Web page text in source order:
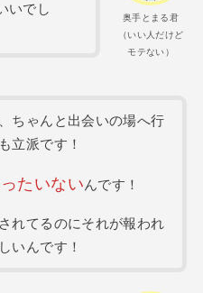
奥手とまる君
（いい人だけど
モテない）
いでし
ちゃんと出会いの場へ行
立派です！
ったいないんです！
れてるのにそれが報われ
いんです！